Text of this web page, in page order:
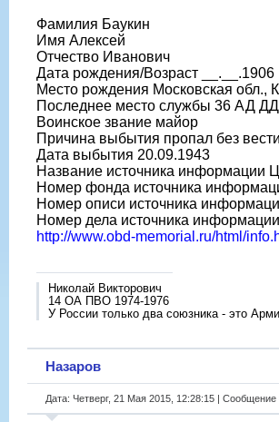
Фамилия Баукин
Имя Алексей
Отчество Иванович
Дата рождения/Возраст __.__.1906
Место рождения Московская обл.,
Последнее место службы 36 АД ДД
Воинское звание майор
Причина выбытия пропал без вести
Дата выбытия 20.09.1943
Название источника информации
Номер фонда источника
Номер описи источника
Номер дела источника
http://www.obd-memorial.ru/html/
Николай Викторович
14 ОА ПВО 1974-1976
У России только два союзника - это
Назаров
Дата: Четверг, 21 Мая 2015, 12:28:15 | Сообщение